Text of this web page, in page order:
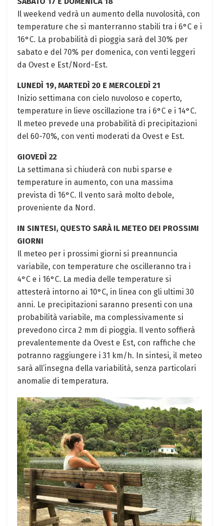
Il weekend vedrà un aumento della nuvolosità, con
temperature che si manterranno stabili tra i 6°C e i
16°C. La probabilità di pioggia sarà del 30% per
sabato e del 70% per domenica, con venti leggeri
da Ovest e Est/Nord-Est.
LUNEDÌ 19, MARTEDÌ 20 E MERCOLEDÌ 21
Inizio settimana con cielo nuvoloso e coperto,
temperature in lieve oscillazione tra i 6°C e i 14°C.
Il meteo prevede una probabilità di precipitazioni
del 60-70%, con venti moderati da Ovest e Est.
GIOVEDÌ 22
La settimana si chiuderà con nubi sparse e
temperature in aumento, con una massima
prevista di 16°C. Il vento sarà molto debole,
proveniente da Nord.
IN SINTESI, QUESTO SARÀ IL METEO DEI PROSSIMI
GIORNI
Il meteo per i prossimi giorni si preannuncia
variabile, con temperature che oscilleranno tra i
4°C e i 16°C. La media delle temperature si
attesterà intorno ai 10°C, in linea con gli ultimi 30
anni. Le precipitazioni saranno presenti con una
probabilità variabile, ma complessivamente si
prevedono circa 2 mm di pioggia. Il vento soffierà
prevalentemente da Ovest e Est, con raffiche che
potranno raggiungere i 31 km/h. In sintesi, il meteo
sarà all’insegna della variabilità, senza particolari
anomalie di temperatura.